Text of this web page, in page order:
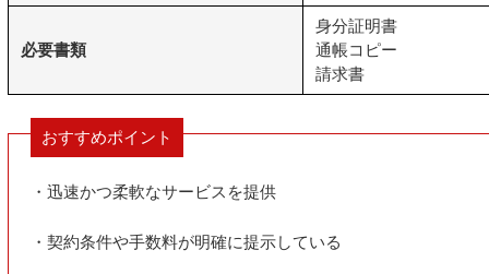
必要書類
身分証明書
通帳コピー
請求書
おすすめポイント
・迅速かつ柔軟なサービスを提供
・契約条件や手数料が明確に提示している